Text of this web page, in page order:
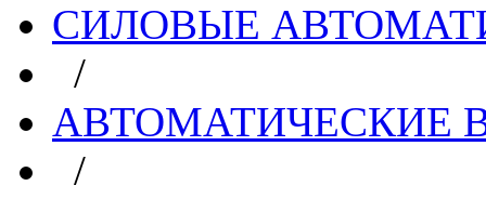
СИЛОВЫЕ
/
АВТОМАТИЧЕСКИЕ
/